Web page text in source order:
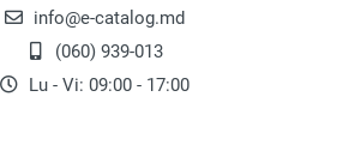
info@e-catalog.md
(060) 939-013
Lu - Vi: 09:00 - 17:00